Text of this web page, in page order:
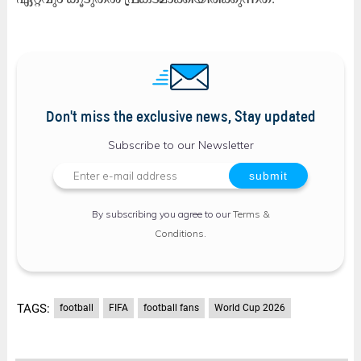
Don't miss the exclusive news, Stay updated
Subscribe to our Newsletter
By subscribing you agree to ourTerms &
Conditions
TAGS: football FIFA football fans World Cup 2026